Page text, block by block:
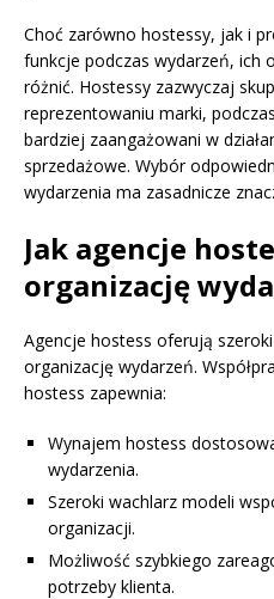
Choć zarówno hostessy, jak i
funkcje podczas wydarzeń, ich
różnić. Hostessy zazwyczaj
reprezentowaniu marki,
bardziej zaangażowani w
sprzedażowe. Wybór
wydarzenia ma zasadnicze
Jak agencje
organizację
Agencje hostess oferują
organizację wydarzeń.
hostess zapewnia:
Wynajem hostess
wydarzenia.
Szeroki wachlarz modeli
organizacji.
Możliwość szybkiego
potrzeby klienta.